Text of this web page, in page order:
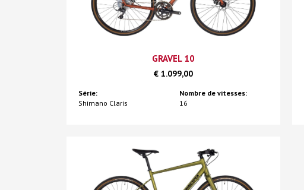
GRAVEL 10
€ 1.099,00
Série:
Shimano Claris
Nombre de vitesses:
16